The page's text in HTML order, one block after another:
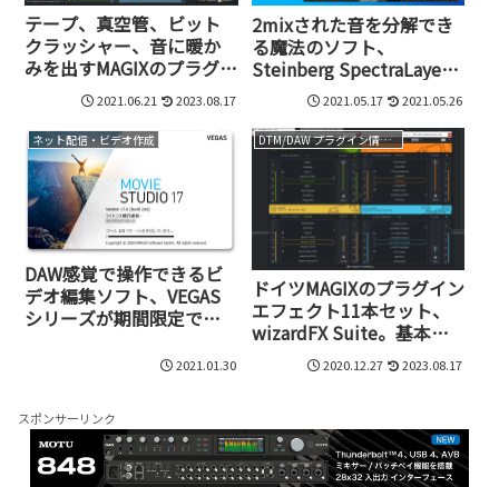
テープ、真空管、ビット
クラッシャー、音に暖か
みを出すMAGIXのプラグイ
ン集、colorFX Suite
2021.06.21 2023.08.17
2mixされた音を分解でき
る魔法のソフト、
Steinberg SpectraLayers
Pro 7同梱で19,000円!?今
年もSOUND FORGE Pro
15 Suiteの値付けがやっぱ
りオカシイ!
2021.05.17 2021.05.26
ネット配信・ビデオ作成
DAW感覚で操作できるビ
デオ編集ソフト、VEGAS
シリーズが期間限定で
2021.01.30
DTM/DAW プラグイン情報（VST AU AAX）
ドイツMAGIXのプラグイン
エフェクト11本セット、
wizardFX Suite。基本プ
リセット選択だけで使え
る即実践の便利ツール
2020.12.27 2023.08.17
スポンサーリンク